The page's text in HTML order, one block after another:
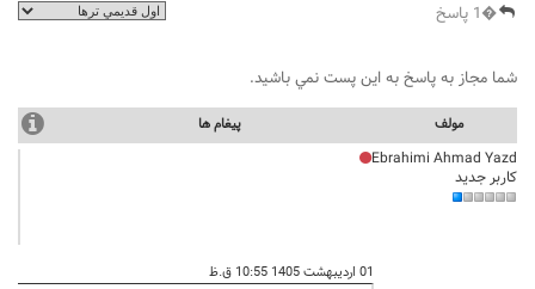
�1 پاسخ
شما مجاز به پاسخ به اين پست نمي باشيد.
مولف پيغام ها
Ebrahimi Ahmad Yazd
کاربر جدید
01 اردیبهشت 1405 10:55 ق.ظ